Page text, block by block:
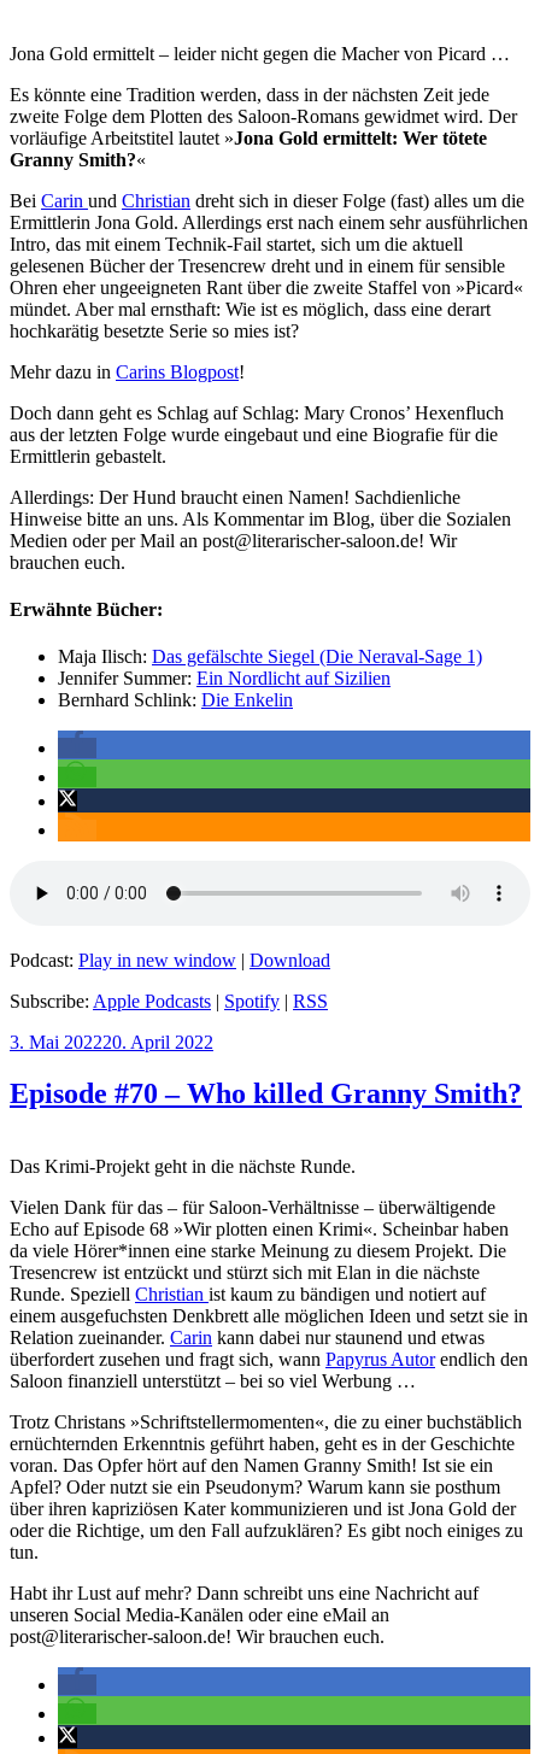
Jona Gold ermittelt – leider nicht gegen die Macher von Picard …
Es könnte eine Tradition werden, dass in der nächsten Zeit jede
zweite Folge dem Plotten des Saloon-Romans gewidmet wird. Der
vorläufige Arbeitstitel lautet »Jona Gold ermittelt: Wer tötete
Granny Smith?«
Bei Carin und Christian dreht sich in dieser Folge (fast) alles um die
Ermittlerin Jona Gold. Allerdings erst nach einem sehr ausführlichen
Intro, das mit einem Technik-Fail startet, sich um die aktuell
gelesenen Bücher der Tresencrew dreht und in einem für sensible
Ohren eher ungeeigneten Rant über die zweite Staffel von »Picard«
mündet. Aber mal ernsthaft: Wie ist es möglich, dass eine derart
hochkarätig besetzte Serie so mies ist?
Mehr dazu in Carins Blogpost!
Doch dann geht es Schlag auf Schlag: Mary Cronos’ Hexenfluch
aus der letzten Folge wurde eingebaut und eine Biografie für die
Ermittlerin gebastelt.
Allerdings: Der Hund braucht einen Namen! Sachdienliche
Hinweise bitte an uns. Als Kommentar im Blog, über die Sozialen
Medien oder per Mail an post@literarischer-saloon.de! Wir
brauchen euch.
Erwähnte Bücher:
Maja Ilisch: Das gefälschte Siegel (Die Neraval-Sage 1)
Jennifer Summer: Ein Nordlicht auf Sizilien
Bernhard Schlink: Die Enkelin
Podcast: Play in new window | Download
Subscribe: Apple Podcasts | Spotify | RSS
Veröffentlicht
3. Mai 202220. April 2022
Episode #70 – Who killed Granny Smith?
Das Krimi-Projekt geht in die nächste Runde.
Vielen Dank für das – für Saloon-Verhältnisse – überwältigende
Echo auf Episode 68 »Wir plotten einen Krimi«. Scheinbar haben
da viele Hörer*innen eine starke Meinung zu diesem Projekt. Die
Tresencrew ist entzückt und stürzt sich mit Elan in die nächste
Runde. Speziell Christian ist kaum zu bändigen und notiert auf
einem ausgefuchsten Denkbrett alle möglichen Ideen und setzt sie in
Relation zueinander. Carin kann dabei nur staunend und etwas
überfordert zusehen und fragt sich, wann Papyrus Autorendlich den
Saloon finanziell unterstützt – bei so viel Werbung …
Trotz Christans »Schriftstellermomenten«, die zu einer buchstäblich
ernüchternden Erkenntnis geführt haben, geht es in der Geschichte
voran. Das Opfer hört auf den Namen Granny Smith! Ist sie ein
Apfel? Oder nutzt sie ein Pseudonym? Warum kann sie posthum
über ihren kapriziösen Kater kommunizieren und ist Jona Gold der
oder die Richtige, um den Fall aufzuklären? Es gibt noch einiges zu
tun.
Habt ihr Lust auf mehr? Dann schreibt uns eine Nachricht auf
unseren Social Media-Kanälen oder eine eMail an
post@literarischer-saloon.de! Wir brauchen euch.